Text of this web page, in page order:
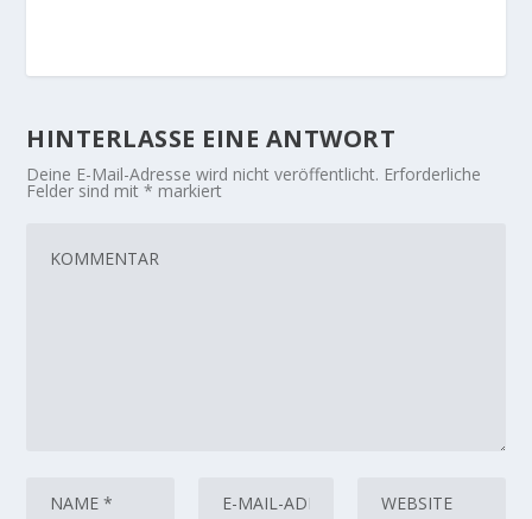
HINTERLASSE EINE ANTWORT
Deine E-Mail-Adresse wird nicht veröffentlicht. Erforderliche
Felder sind mit* markiert